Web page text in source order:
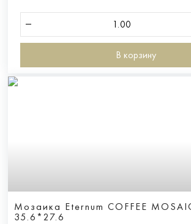
В корзину
Мозаика Eternum COFFEE
35.6*27.6